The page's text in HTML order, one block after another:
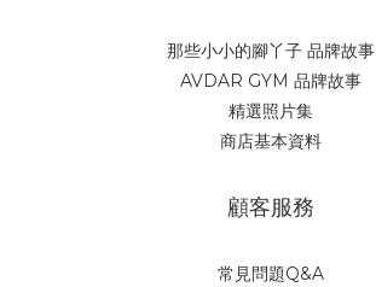
那些小小的腳丫子 品牌故事
AVDAR GYM 品牌故事
精選照片集
商店基本資料
顧客服務
常見問題Q&A